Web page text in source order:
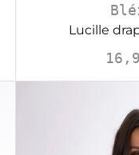
Lucille